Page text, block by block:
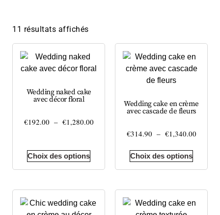
11 résultats affichés
Wedding naked cake
avec décor floral
€192.00 – €1,280.00
Choix des options
Wedding cake en crème
avec cascade de fleurs
€314.90 – €1,340.00
Choix des options